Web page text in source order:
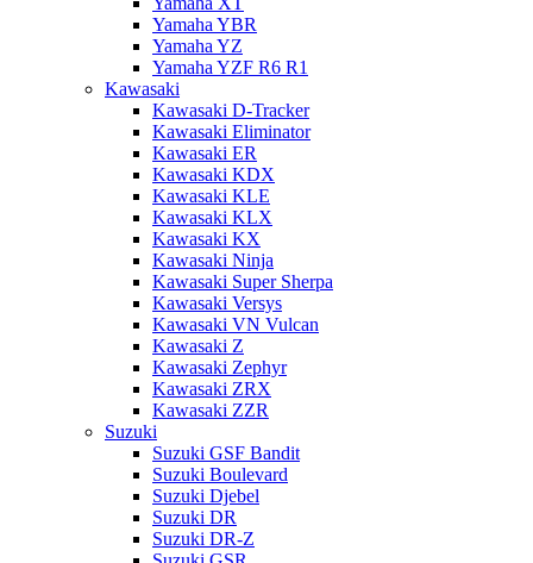
Yamaha YBR
Yamaha YZ
Yamaha YZF R6 R1
Kawasaki
Kawasaki D-Tracker
Kawasaki Eliminator
Kawasaki ER
Kawasaki KDX
Kawasaki KLE
Kawasaki KLX
Kawasaki KX
Kawasaki Ninja
Kawasaki Super Sherpa
Kawasaki Versys
Kawasaki VN Vulcan
Kawasaki Z
Kawasaki Zephyr
Kawasaki ZRX
Kawasaki ZZR
Suzuki
Suzuki GSF Bandit
Suzuki Boulevard
Suzuki Djebel
Suzuki DR
Suzuki DR-Z